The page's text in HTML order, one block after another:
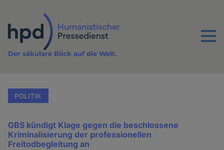
Inhalt
Menu
Der säkulare Blick auf die Welt.
POLITIK
GBS kündigt Klage gegen die beschlossene
Kriminalisierung der professionellen
Freitodbegleitung an